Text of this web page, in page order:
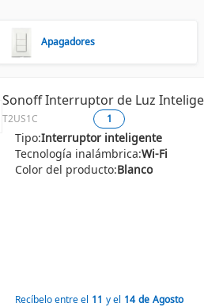
Apagadores
Sonoff Interruptor de Luz
T2US1C 1
Tipo:Interruptor inteligente
Tecnología inalámbrica:Wi-Fi
Color del producto:Blanco
Recíbelo entre el 11 y el 14 de Agosto